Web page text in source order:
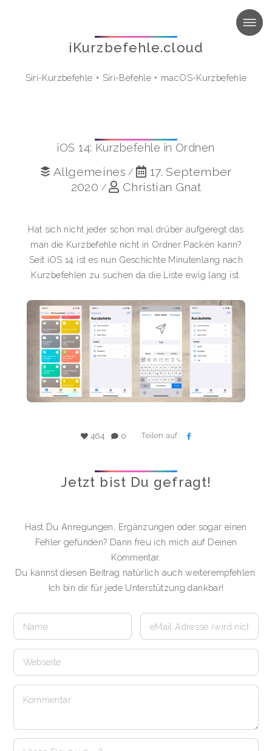
MENU
iKurzbefehle.cloud
Siri-Kurzbefehle + Siri-Befehle + macOS-Kurzbefehle
iOS 14: Kurzbefehle in Ordnen
Allgemeines /
17. September
2020 / Christian Gnat
Hat sich nicht jeder schon mal drüber aufgeregt das
man die Kurzbefehle nicht in Ordner Packen kann?
Seit iOS 14 ist es nun Geschichte Minutenlang nach
Kurzbefehlen zu suchen da die Liste ewig lang ist.
464 0 Teilen auf:
Jetzt bist Du gefragt!
Hast Du Anregungen, Ergänzungen oder sogar einen
Fehler gefunden? Dann freu ich mich auf Deinen
Kommentar.
Du kannst diesen Beitrag natürlich auch weiterempfehlen.
Ich bin dir für jede Unterstützung dankbar!